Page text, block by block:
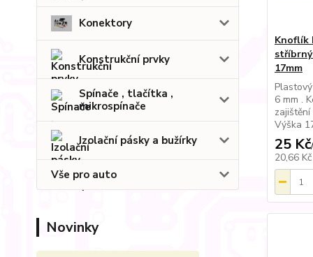
Konektory
Konstrukční prvky
Spínače , tlačítka ,
mikrospínače
Izolační pásky a bužírky
Vše pro auto
Novinky
Knoflík
17mm
6 mm .
Výška
25 Kč/
20,66